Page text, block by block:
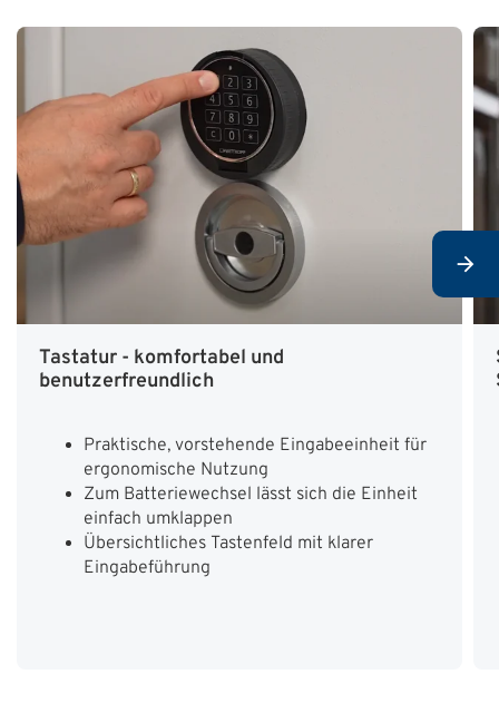
Tastatur - komfortabel und
benutzerfreundlich
Praktische, vorstehende Eingabeeinheit für
ergonomische Nutzung
Zum Batteriewechsel lässt sich die Einheit
einfach umklappen
Übersichtliches Tastenfeld mit klarer
Eingabeführung